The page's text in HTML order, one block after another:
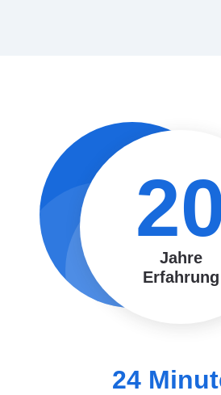
Jahre
Erfahrung
24